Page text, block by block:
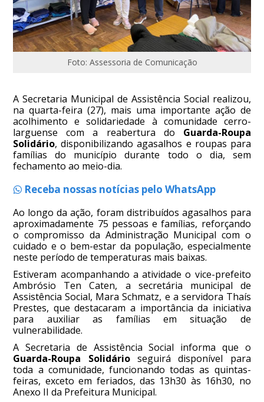
Foto: Assessoria de Comunicação
A Secretaria Municipal de Assistência Social realizou,
na quarta-feira (27), mais uma importante ação de
acolhimento e solidariedade à comunidade cerro-
larguense com a reabertura do Guarda-Roupa
Solidário, disponibilizando agasalhos e roupas para
famílias do município durante todo o dia, sem
fechamento ao meio-dia.
Receba nossas notícias pelo WhatsApp
Ao longo da ação, foram distribuídos agasalhos para
aproximadamente 75 pessoas e famílias, reforçando
o compromisso da Administração Municipal com o
cuidado e o bem-estar da população, especialmente
neste período de temperaturas mais baixas.
Estiveram acompanhando a atividade o vice-prefeito
Ambrósio Ten Caten, a secretária municipal de
Assistência Social, Mara Schmatz, e a servidora Thaís
Prestes, que destacaram a importância da iniciativa
para auxiliar as famílias em situação de
vulnerabilidade.
A Secretaria de Assistência Social informa que o
Guarda-Roupa Solidárioseguirá disponível para
toda a comunidade, funcionando todas as quintas-
feiras, exceto em feriados, das 13h30 às 16h30, no
Anexo II da Prefeitura Municipal.